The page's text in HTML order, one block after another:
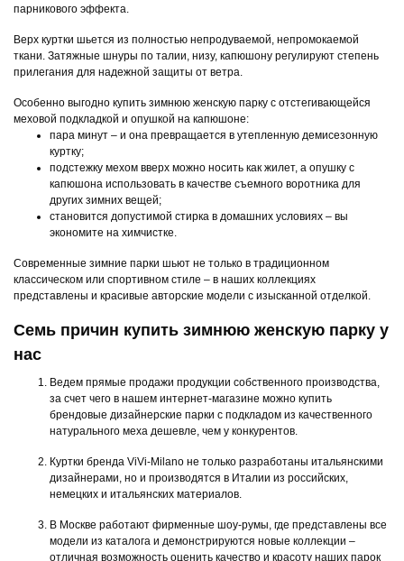
парникового эффекта.
Верх куртки шьется из полностью непродуваемой, непромокаемой
ткани. Затяжные шнуры по талии, низу, капюшону регулируют степень
прилегания для надежной защиты от ветра.
Особенно выгодно купить зимнюю женскую парку с отстегивающейся
меховой подкладкой и опушкой на капюшоне:
пара минут – и она превращается в утепленную демисезонную
куртку;
подстежку мехом вверх можно носить как жилет, а опушку с
капюшона использовать в качестве съемного воротника для
других зимних вещей;
становится допустимой стирка в домашних условиях – вы
экономите на химчистке.
Современные зимние парки шьют не только в традиционном
классическом или спортивном стиле – в наших коллекциях
представлены и красивые авторские модели с изысканной отделкой.
Семь причин купить зимнюю женскую парку у
нас
Ведем прямые продажи продукции собственного производства,
за счет чего в нашем интернет-магазине можно купить
брендовые дизайнерские парки с подкладом из качественного
натурального меха дешевле, чем у конкурентов.
Куртки бренда ViVi-Milano не только разработаны итальянскими
дизайнерами, но и производятся в Италии из российских,
немецких и итальянских материалов.
В Москве работают фирменные шоу-румы, где представлены все
модели из каталога и демонстрируются новые коллекции –
отличная возможность оценить качество и красоту наших парок